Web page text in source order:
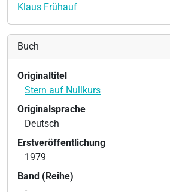
Klaus Frühauf
Buch
Originaltitel
Stern auf Nullkurs
Originalsprache
Deutsch
Erstveröffentlichung
1979
Band (Reihe)